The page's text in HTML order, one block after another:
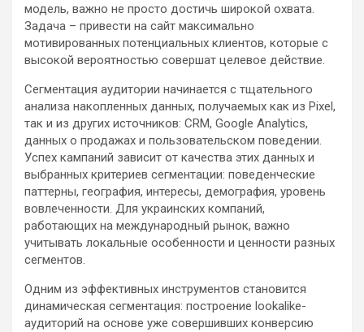
модель, важно не просто достичь широкой охвата.
Задача – привести на сайт максимально
мотивированных потенциальных клиентов, которые с
высокой вероятностью совершат целевое действие.
Сегментация аудитории начинается с тщательного
анализа накопленных данных, получаемых как из Pixel,
так и из других источников: CRM, Google Analytics,
данных о продажах и пользовательском поведении.
Успех кампаний зависит от качества этих данных и
выбранных критериев сегментации: поведенческие
паттерны, география, интересы, демография, уровень
вовлеченности. Для украинских компаний,
работающих на международный рынок, важно
учитывать локальные особенности и ценности разных
сегментов.
Одним из эффективных инструментов становится
динамическая сегментация: построение lookalike-
аудиторий на основе уже совершивших конверсию